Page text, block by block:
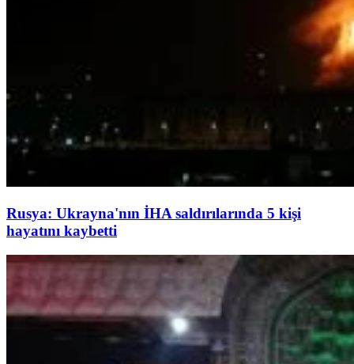
Rusya: Ukrayna'nın İHA saldırılarında 5 kişi
hayatını kaybetti